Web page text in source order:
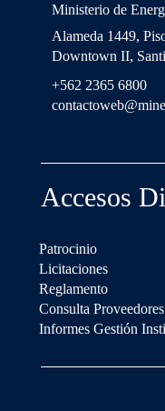
Ministerio de
Alameda 1449,
Downtown II,
+562 2365 6800
Accesos
Patrocinio
Licitaciones
Reglamento
Consulta Proveedores
Informes Gestión